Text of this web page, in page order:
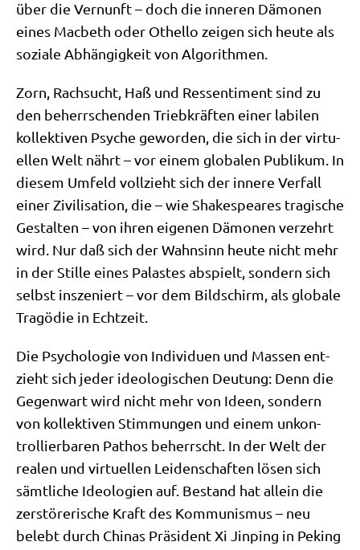
über die Ver­nunft – doch die inne­ren Dämo­nen
eines Mac­beth oder Othel­lo zei­gen sich heu­te als
sozia­le Abhän­gig­keit von Algorithmen.
Zorn, Rach­sucht, Haß und Res­sen­ti­ment sind zu
den beherr­schen­den Trieb­kräf­ten einer labi­len
kol­lek­ti­ven Psy­che gewor­den, die sich in der vir­tu­
el­len Welt nährt – vor einem glo­ba­len Publi­kum. In
die­sem Umfeld voll­zieht sich der inne­re Ver­fall
einer Zivi­li­sa­ti­on, die – wie Shake­speares tra­gi­sche
Gestal­ten – von ihren eige­nen Dämo­nen ver­zehrt
wird. Nur daß sich der Wahn­sinn heu­te nicht mehr
in der Stil­le eines Pala­stes abspielt, son­dern sich
selbst insze­niert – vor dem Bild­schirm, als glo­ba­le
Tra­gö­die in Echtzeit.
Die Psy­cho­lo­gie von Indi­vi­du­en und Mas­sen ent­
zieht sich jeder ideo­lo­gi­schen Deu­tung: Denn die
Gegen­wart wird nicht mehr von Ideen, son­dern
von kol­lek­ti­ven Stim­mun­gen und einem unkon­
trol­lier­ba­ren Pathos beherrscht. In der Welt der
rea­len und vir­tu­el­len Lei­den­schaf­ten lösen sich
sämt­li­che Ideo­lo­gien auf. Bestand hat allein die
zer­stö­re­ri­sche Kraft des Kom­mu­nis­mus – neu
belebt durch Chi­nas Prä­si­dent Xi Jin­ping in Peking